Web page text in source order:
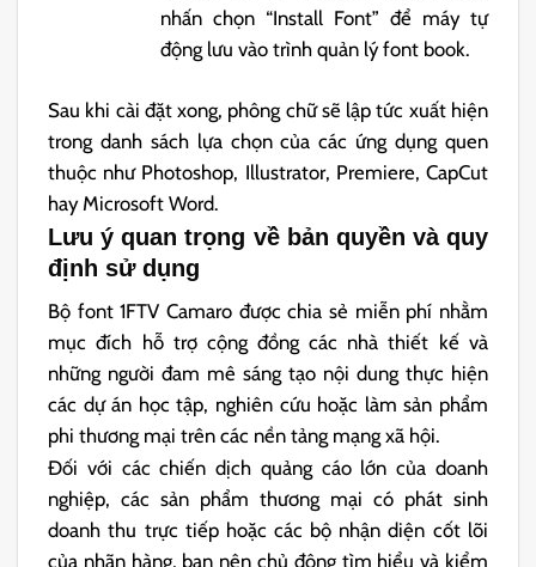
nhấn chọn “Install Font” để máy tự
động lưu vào trình quản lý font book.
Sau khi cài đặt xong, phông chữ sẽ lập tức xuất hiện
trong danh sách lựa chọn của các ứng dụng quen
thuộc như Photoshop, Illustrator, Premiere, CapCut
hay Microsoft Word.
Lưu ý quan trọng về bản quyền và quy
định sử dụng
Bộ font 1FTV Camaro được chia sẻ miễn phí nhằm
mục đích hỗ trợ cộng đồng các nhà thiết kế và
những người đam mê sáng tạo nội dung thực hiện
các dự án học tập, nghiên cứu hoặc làm sản phẩm
phi thương mại trên các nền tảng mạng xã hội.
Đối với các chiến dịch quảng cáo lớn của doanh
nghiệp, các sản phẩm thương mại có phát sinh
doanh thu trực tiếp hoặc các bộ nhận diện cốt lõi
của nhãn hàng, bạn nên chủ động tìm hiểu và kiểm